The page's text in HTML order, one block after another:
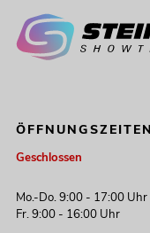
Geschlossen
Mo.-Do. 9:00 - 17:00 Uhr
Fr. 9:00 - 16:00 Uhr